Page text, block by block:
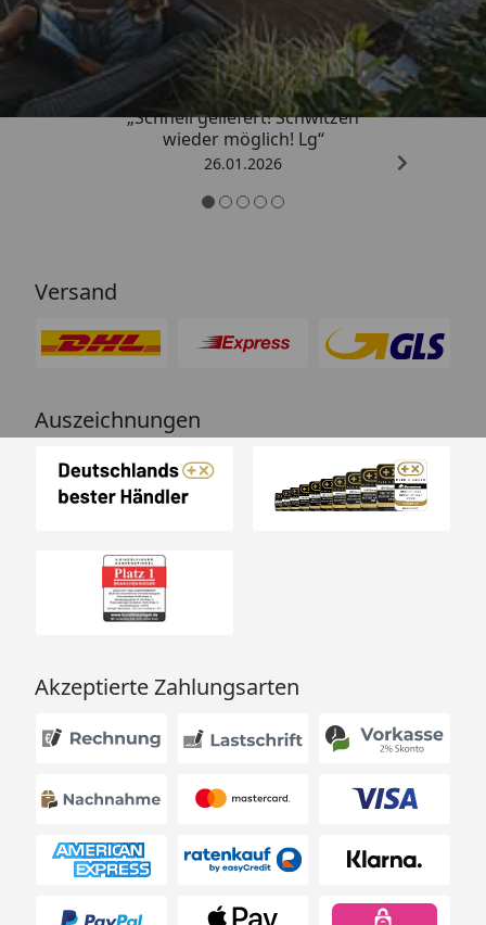
„Schnell geliefert! Schwitzen
wieder möglich! Lg“
26.01.2026
Versand
Auszeichnungen
Akzeptierte Zahlungsarten